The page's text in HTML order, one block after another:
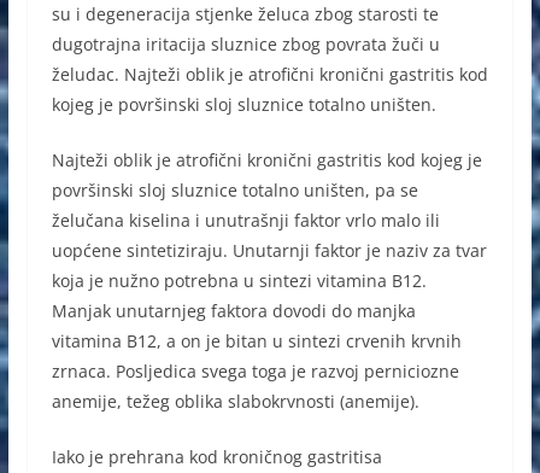
su i degeneracija stjenke želuca zbog starosti te
dugotrajna iritacija sluznice zbog povrata žuči u
želudac. Najteži oblik je atrofični kronični gastritis kod
kojeg je površinski sloj sluznice totalno uništen.
Najteži oblik je atrofični kronični gastritis kod kojeg je
površinski sloj sluznice totalno uništen, pa se
želučana kiselina i unutrašnji faktor vrlo malo ili
uopćene sintetiziraju. Unutarnji faktor je naziv za tvar
koja je nužno potrebna u sintezi vitamina B12.
Manjak unutarnjeg faktora dovodi do manjka
vitamina B12, a on je bitan u sintezi crvenih krvnih
zrnaca. Posljedica svega toga je razvoj perniciozne
anemije, težeg oblika slabokrvnosti (anemije).
Iako je prehrana kod kroničnog gastritisa